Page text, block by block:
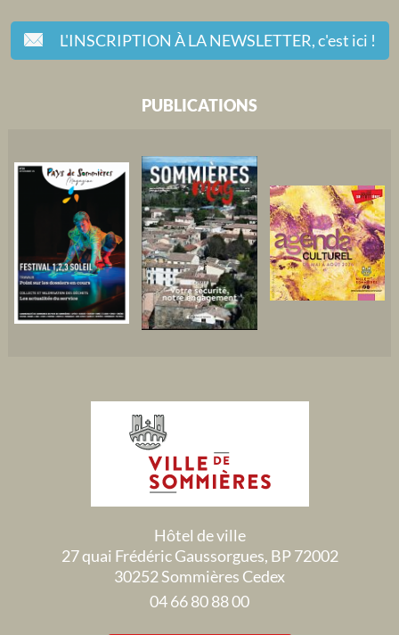
L'INSCRIPTION À LA NEWSLETTER,c'est ici !
PUBLICATIONS
Hôtel de ville
27 quai Frédéric Gaussorgues, BP 72002
30252 Sommières Cedex
04 66 80 88 00